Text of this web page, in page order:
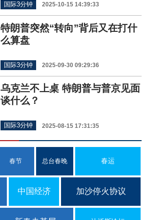
国际3分钟 2025-10-15 14:39:33
特朗普突然“转向”背后又在打什
么算盘
国际3分钟 2025-09-30 09:29:36
乌克兰不上桌 特朗普与普京见面
谈什么？
国际3分钟 2025-08-15 17:31:35
春节 总台春晚 春运
中国经济 加沙停火协议